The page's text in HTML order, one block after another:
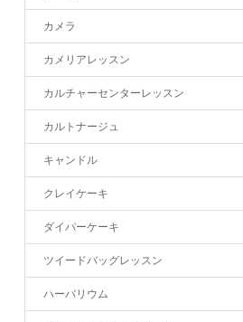
カメラ
カメリアレッスン
カルチャーセンターレッスン
カルトナージュ
キャンドル
クレイケーキ
ダイパーケーキ
ツイードバッグレッスン
ハーバリウム